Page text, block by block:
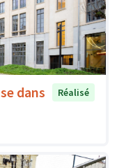
dans
Réalisé